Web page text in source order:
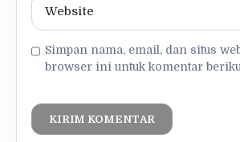
Simpan nama, email, dan situs
browser ini untuk komentar